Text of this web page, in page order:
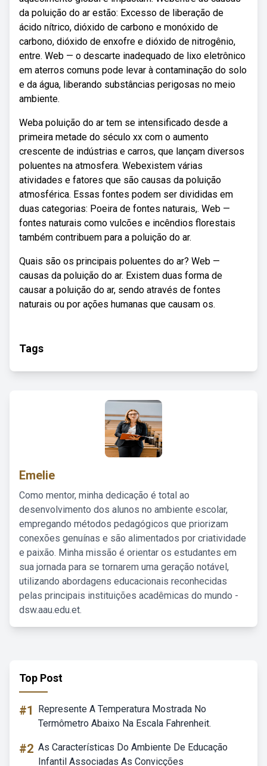
da poluição do ar estão: Excesso de liberação de
ácido nítrico, dióxido de carbono e monóxido de
carbono, dióxido de enxofre e dióxido de nitrogênio,
entre. Web — o descarte inadequado de lixo eletrônico
em aterros comuns pode levar à contaminação do solo
e da água, liberando substâncias perigosas no meio
ambiente.
Weba poluição do ar tem se intensificado desde a
primeira metade do século xx com o aumento
crescente de indústrias e carros, que lançam diversos
poluentes na atmosfera. Webexistem várias
atividades e fatores que são causas da poluição
atmosférica. Essas fontes podem ser divididas em
duas categorias: Poeira de fontes naturais,. Web —
fontes naturais como vulcões e incêndios florestais
também contribuem para a poluição do ar.
Quais são os principais poluentes do ar? Web —
causas da poluição do ar. Existem duas forma de
causar a poluição do ar, sendo através de fontes
naturais ou por ações humanas que causam os.
Tags
Emelie
Como mentor, minha dedicação é total ao
desenvolvimento dos alunos no ambiente escolar,
empregando métodos pedagógicos que priorizam
conexões genuínas e são alimentados por criatividade
e paixão. Minha missão é orientar os estudantes em
sua jornada para se tornarem uma geração notável,
utilizando abordagens educacionais reconhecidas
pelas principais instituições acadêmicas do mundo -
dsw.aau.edu.et.
Top Post
#1
Represente A Temperatura Mostrada No
Termômetro Abaixo Na Escala Fahrenheit.
#2 As Características Do Ambiente De Educação
Infantil Associadas As Convicções